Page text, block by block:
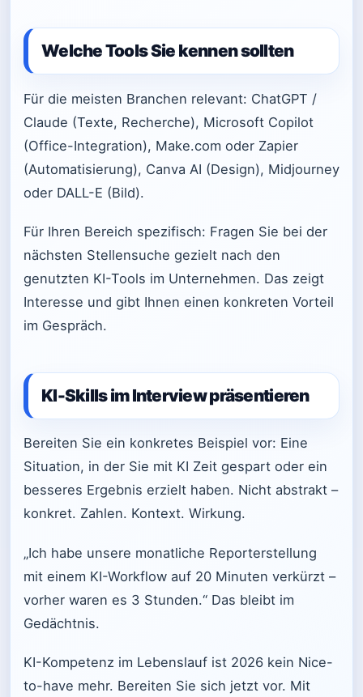
Welche Tools Sie kennen sollten
Für die meisten Branchen relevant: ChatGPT /
Claude (Texte, Recherche), Microsoft Copilot
(Office-Integration), Make.com oder Zapier
(Automatisierung), Canva AI (Design), Midjourney
oder DALL-E (Bild).
Für Ihren Bereich spezifisch: Fragen Sie bei der
nächsten Stellensuche gezielt nach den
genutzten KI-Tools im Unternehmen. Das zeigt
Interesse und gibt Ihnen einen konkreten Vorteil
im Gespräch.
KI-Skills im Interview präsentieren
Bereiten Sie ein konkretes Beispiel vor: Eine
Situation, in der Sie mit KI Zeit gespart oder ein
besseres Ergebnis erzielt haben. Nicht abstrakt –
konkret. Zahlen. Kontext. Wirkung.
„Ich habe unsere monatliche Reporterstellung
mit einem KI-Workflow auf 20 Minuten verkürzt –
vorher waren es 3 Stunden.“ Das bleibt im
Gedächtnis.
KI-Kompetenz im Lebenslauf ist 2026 kein Nice-
to-have mehr. Bereiten Sie sich jetzt vor. Mit